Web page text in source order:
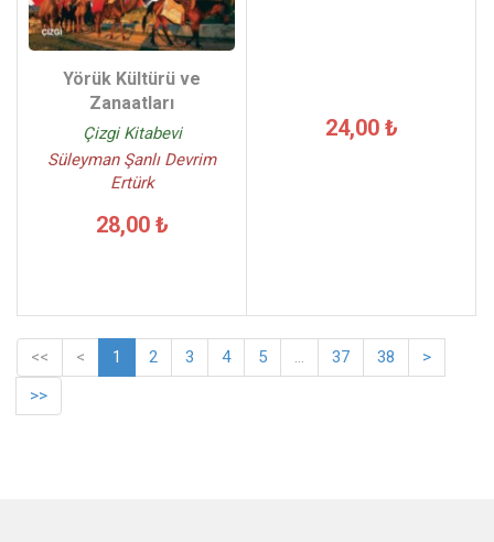
Yörük Kültürü ve
Zanaatları
Çizgi Kitabevi
Süleyman Şanlı Devrim
Ertürk
28,00 ₺
24,00 ₺
<< < 1 2 3 4 5 ... 37 38
>
>>